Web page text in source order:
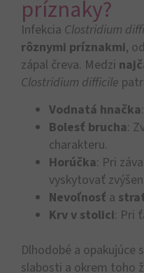
príznaky?
Infekcia Clostridium
rôznymi príznakmi,
zápal čreva. Medzi
Clostridium difficile
Vodnatá hnačka
Bolesť brucha:
charakteru.
Horúčka: Pri
vyskytovať
Nevoľnosť a
Krv v stolici: Pri
Dlhodobé a opakujúce
slabosti a okrem toho